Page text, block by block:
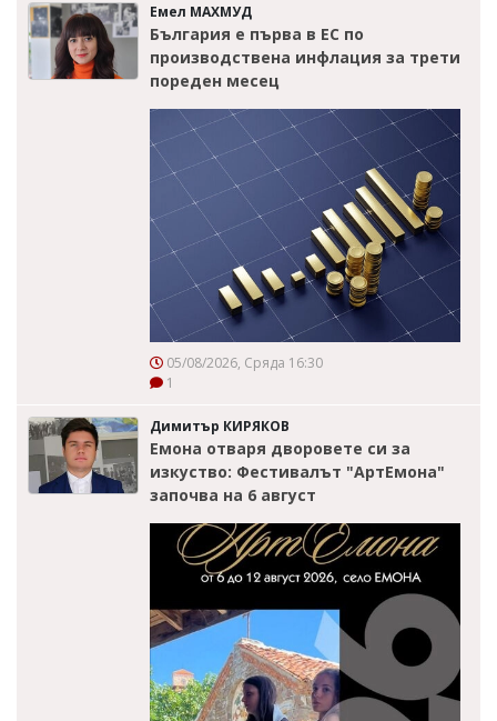
Емел МАХМУД
България е първа в ЕС по
производствена инфлация за трети
пореден месец
05/08/2026, Сряда 16:30
1
Димитър КИРЯКОВ
Емона отваря дворовете си за
изкуство: Фестивалът "АртЕмона"
започва на 6 август